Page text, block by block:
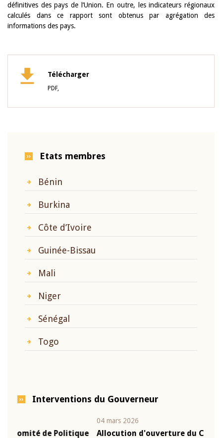
définitives des pays de l’Union. En outre, les indicateurs régionaux
calculés dans ce rapport sont obtenus par agrégation des
informations des pays.
Télécharger
PDF,
Etats membres
Bénin
Burkina
Côte d’Ivoire
Guinée-Bissau
Mali
Niger
Sénégal
Togo
Interventions du Gouverneur
Allocution d'ouverture du Comité de Politique